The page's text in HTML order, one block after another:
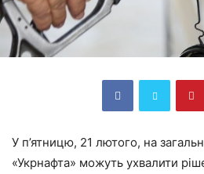
У п’ятницю, 21 лютого, на
«Укрнафта» можуть ухвалити